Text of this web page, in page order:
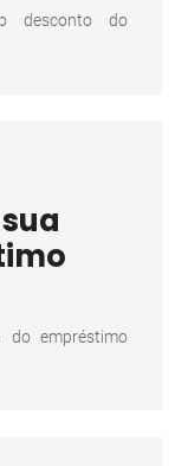
desconto do
do empréstimo